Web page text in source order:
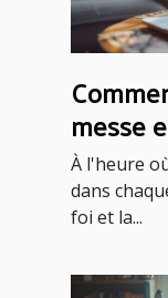
messe
foi
À l'heure
dans
foi et la...